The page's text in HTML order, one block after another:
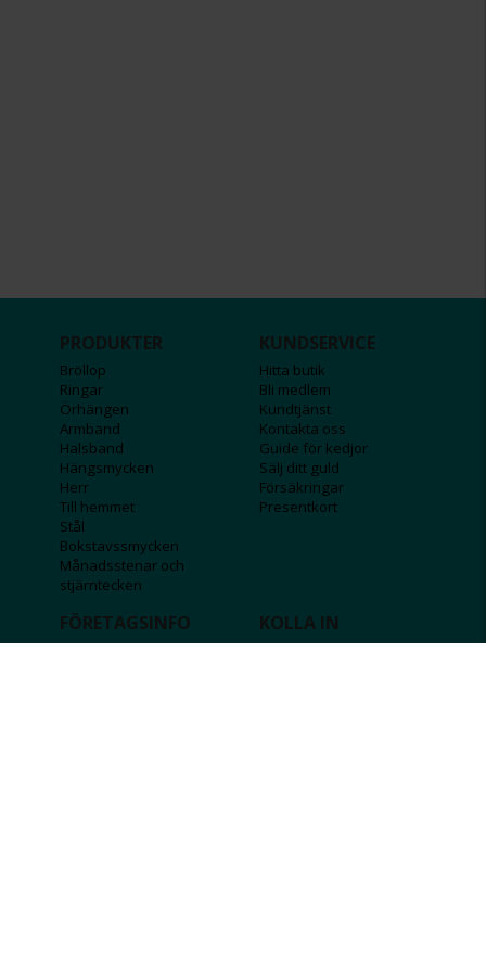
PRODUKTER
Bröllop
Ringar
Örhängen
Armband
Halsband
Hängsmycken
Herr
Till hemmet
Stål
Bokstavssmycken
Månadsstenar och
stjärntecken
KUNDSERVICE
Hitta butik
Bli medlem
Kundtjänst
Kontakta oss
Guide för kedjor
Sälj ditt guld
Försäkringar
Presentkort
FÖRETAGSINFO
Lediga jobb
KOLLA IN
Våra tävlingar